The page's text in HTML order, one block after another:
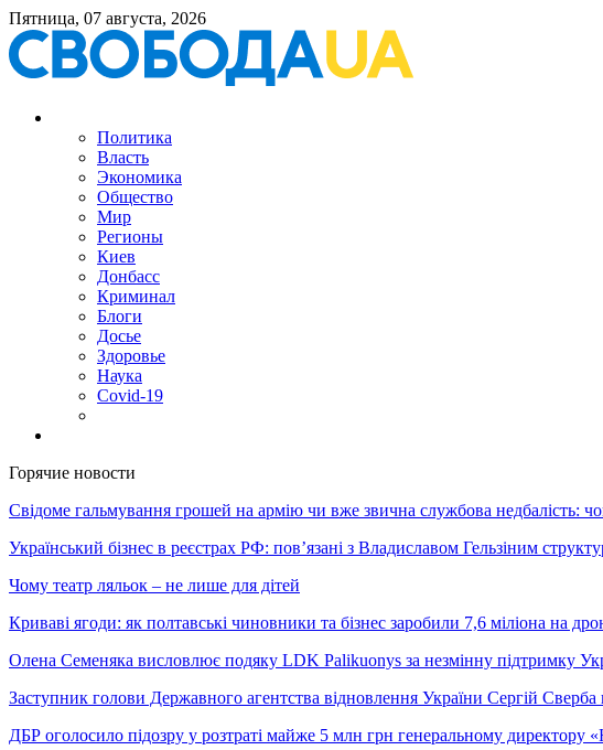
Пятница, 07 августа, 2026
Политика
Власть
Экономика
Общество
Мир
Регионы
Киев
Донбасс
Криминал
Блоги
Досье
Здоровье
Наука
Covid-19
Горячие новости
Свідоме гальмування грошей на армію чи вже звична службова недбалість:
Український бізнес в реєстрах РФ: пов’язані з Владиславом Гельзіним
Чому театр ляльок – не лише для дітей
Криваві ягоди: як полтавські чиновники та бізнес заробили 7,6 міліона на
Олена Семеняка висловлює подяку LDK Palikuonys за незмінну підтримку
Заступник голови Державного агентства відновлення України Сергій Сверба
ДБР оголосило підозру у розтраті майже 5 млн грн генеральному директору